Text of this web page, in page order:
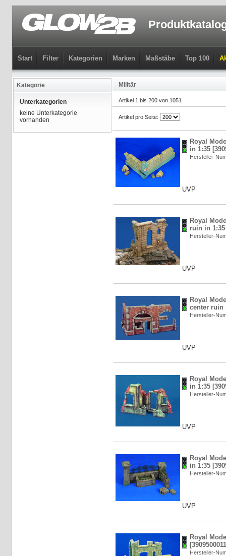
Start Filter Kategorien Marken Maßstäbe Top 100
Kategorie
Unterkategorien
keine Unterkategorie
vorhanden
Militär
Artikel 1 bis 200 von 1051
Artikel pro Seite:
Royal
in 1:35
Hersteller-
UVP
Royal
ruin in 1:35
Hersteller-
UVP
Royal
center ruin
Hersteller-
UVP
Royal
in 1:35
Hersteller-
UVP
Royal
in 1:35
Hersteller-
UVP
Royal
Hersteller-